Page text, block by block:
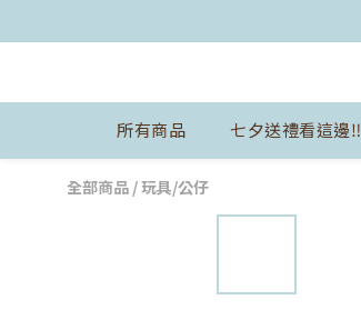
所有商品 七夕送禮看這邊‼️
全部商品 /玩具/公仔